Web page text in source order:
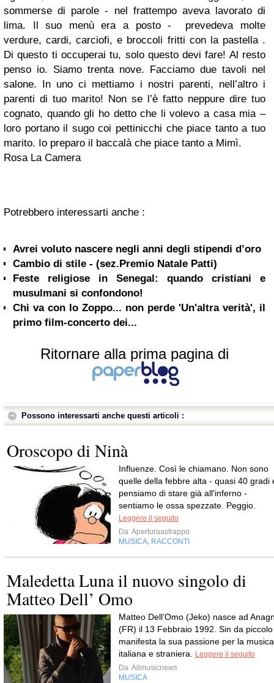
sommerse di parole - nel frattempo aveva lavorato di
lima. Il suo menù era a posto - prevedeva molte
verdure, cardi, carciofi, e broccoli fritti con la pastella .
Di questo ti occuperai tu, solo questo devi fare! Al resto
penso io. Siamo trenta nove. Facciamo due tavoli nel
salone. In uno ci mettiamo i nostri parenti, nell’altro i
parenti di tuo marito! Non se l’è fatto neppure dire tuo
cognato, quando gli ho detto che li volevo a casa mia –
loro portano il sugo coi pettinicchi che piace tanto a tuo
marito. Io preparo il baccalà che piace tanto a Mimì.
Rosa La Camera
Potrebbero interessarti anche :
Avrei voluto nascere negli anni degli stipendi d’oro
Cambio di stile - (sez.Premio Natale Patti)
Feste religiose in Senegal: quando cristiani e
musulmani si confondono!
Chi va con lo Zoppo... non perde 'Un'altra verità', il
primo film-concerto dei...
Ritornare alla prima pagina di
Possono interessarti anche questi articoli :
Oroscopo di Ninà
Influenze. Così le chiamano. Non sono
quelle della febbre alta - quasi 40 gradi
pensiamo di stare già all'inferno -
sentiamo le ossa spezzate. Peggio.
Leggere il seguito
Da Aperturaastrappo
MUSICA RACCONTI
Maledetta Luna il nuovo singolo di
Matteo Dell’ Omo
Matteo Dell’Omo (Jeko) nasce ad
(FR) il 13 Febbraio 1992. Sin da piccolo
manifesta la sua passione per la musica
italiana e straniera.
Leggere il seguito
Da Allmusicnews
MUSICA